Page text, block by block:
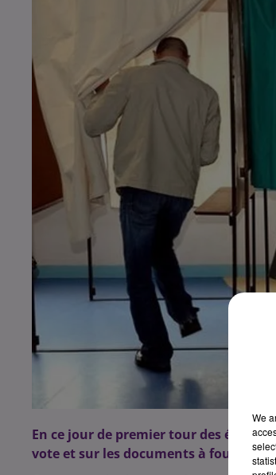
En ce jour de premier tour des
vote et sur les documents à fournir
We